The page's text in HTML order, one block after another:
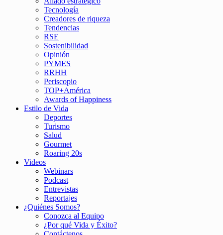
Tecnología
Creadores de riqueza
Tendencias
RSE
Sostenibilidad
Opinión
PYMES
RRHH
Periscopio
TOP+América
Awards of Happiness
Estilo de Vida
Deportes
Turismo
Salud
Gourmet
Roaring 20s
Videos
Webinars
Podcast
Entrevistas
Reportajes
¿Quiénes Somos?
Conozca al Equipo
¿Por qué Vida y Éxito?